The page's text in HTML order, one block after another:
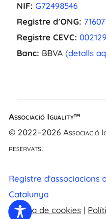
NIF: G72498546
Registre d'ONG: 71607
Registre CEVC:
Banc: BBVA (detalls
Associació Iguality™
© 2022–2026 Associació
reservats.
Registre d'associacions
Catalunya
Política de cookies|